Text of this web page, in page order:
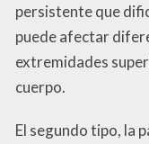
persistente que
puede afectar
extremidades
cuerpo.
El segundo tipo, la